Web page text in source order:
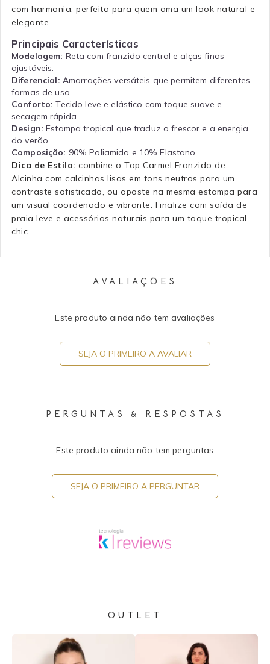
com harmonia, perfeita para quem ama um look natural e
elegante.
Principais Características
Modelagem: Reta com franzido central e alças finas
ajustáveis.
Diferencial: Amarrações versáteis que permitem diferentes
formas de uso.
Conforto: Tecido leve e elástico com toque suave e
secagem rápida.
Design: Estampa tropical que traduz o frescor e a energia
do verão.
Composição: 90% Poliamida e 10% Elastano.
Dica de Estilo: combine o Top Carmel Franzido de
Alcinha com calcinhas lisas em tons neutros para um
contraste sofisticado, ou aposte na mesma estampa para
um visual coordenado e vibrante. Finalize com saída de
praia leve e acessórios naturais para um toque tropical
chic.
AVALIAÇÕES
Este produto ainda não tem avaliações
SEJA O PRIMEIRO A AVALIAR
PERGUNTAS & RESPOSTAS
Este produto ainda não tem perguntas
SEJA O PRIMEIRO A PERGUNTAR
OUTLET